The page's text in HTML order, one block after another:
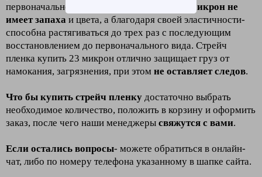
первоначального вида. С
трейч пленка 23 микрон не
имеет запаха и цвета, а благодаря своей эластичности-
способна растягиваться до трех раз с последующим
восстановлением до первоначального вида. Стрейч
пленка купить 23 микрон отлично защищает груз от
намокания, загрязнения, при этом не оставляет следов.
Что бы купить стрейч пленку достаточно выбрать
необходимое количество, положить в корзину и оформить
заказ, после чего наши менеджеры свяжутся с вами.
Если остались вопросы- можете обратиться в онлайн-
чат, либо по номеру телефона указанному в шапке сайта.